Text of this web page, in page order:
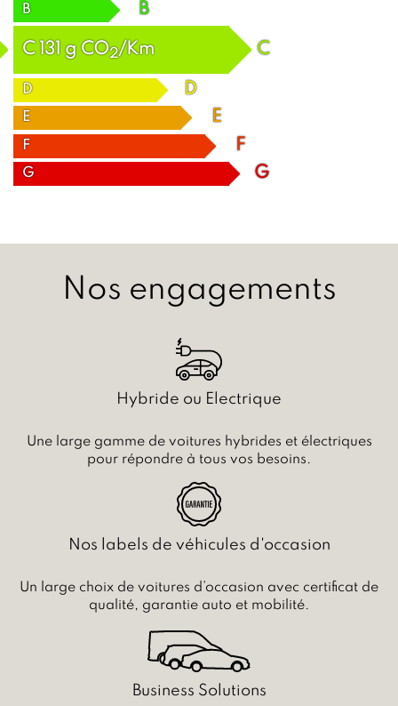
B B
C131 g CO2/Km C
D D
E E
F F
G G
Nos engagements
Hybride ou Electrique
Une large gamme de voitures hybrides et électriques
pour répondre à tous vos besoins.
Nos labels de véhicules d'occasion
Un large choix de voitures d’occasion avec certificat de
qualité, garantie auto et mobilité.
Business Solutions